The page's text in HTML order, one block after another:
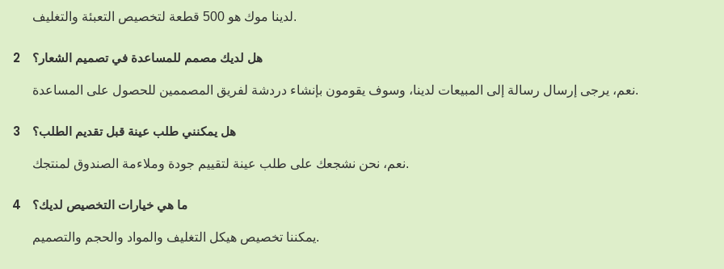
لدينا موك هو 500 قطعة لتخصيص التعبئة والتغليف.
2 هل لديك مصمم للمساعدة في تصميم الشعار؟
نعم، يرجى إرسال رسالة إلى المبيعات لدينا، وسوف يقومون بإنشاء دردشة لفريق المصممين للحصول على المساعدة.
3 هل يمكنني طلب عينة قبل تقديم الطلب؟
نعم، نحن نشجعك على طلب عينة لتقييم جودة وملاءمة الصندوق لمنتجك.
4 ما هي خيارات التخصيص لديك؟
يمكننا تخصيص هيكل التغليف والمواد والحجم والتصميم.